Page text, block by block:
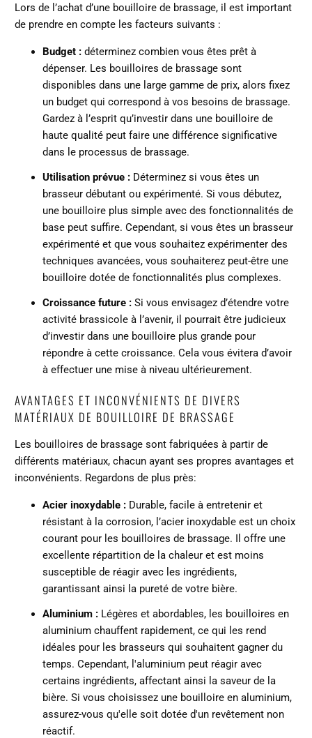
Lors de l’achat d’une bouilloire de brassage, il est important
de prendre en compte les facteurs suivants :
Budget : déterminez combien vous êtes prêt à
dépenser. Les bouilloires de brassage sont
disponibles dans une large gamme de prix, alors fixez
un budget qui correspond à vos besoins de brassage.
Gardez à l’esprit qu’investir dans une bouilloire de
haute qualité peut faire une différence significative
dans le processus de brassage.
Utilisation prévue : Déterminez si vous êtes un
brasseur débutant ou expérimenté. Si vous débutez,
une bouilloire plus simple avec des fonctionnalités de
base peut suffire. Cependant, si vous êtes un brasseur
expérimenté et que vous souhaitez expérimenter des
techniques avancées, vous souhaiterez peut-être une
bouilloire dotée de fonctionnalités plus complexes.
Croissance future : Si vous envisagez d’étendre votre
activité brassicole à l’avenir, il pourrait être judicieux
d’investir dans une bouilloire plus grande pour
répondre à cette croissance. Cela vous évitera d’avoir
à effectuer une mise à niveau ultérieurement.
AVANTAGES ET INCONVÉNIENTS DE DIVERS
MATÉRIAUX DE BOUILLOIRE DE BRASSAGE
Les bouilloires de brassage sont fabriquées à partir de
différents matériaux, chacun ayant ses propres avantages et
inconvénients. Regardons de plus près:
Acier inoxydable : Durable, facile à entretenir et
résistant à la corrosion, l’acier inoxydable est un choix
courant pour les bouilloires de brassage. Il offre une
excellente répartition de la chaleur et est moins
susceptible de réagir avec les ingrédients,
garantissant ainsi la pureté de votre bière.
Aluminium : Légères et abordables, les bouilloires en
aluminium chauffent rapidement, ce qui les rend
idéales pour les brasseurs qui souhaitent gagner du
temps. Cependant, l'aluminium peut réagir avec
certains ingrédients, affectant ainsi la saveur de la
bière. Si vous choisissez une bouilloire en aluminium,
assurez-vous qu'elle soit dotée d'un revêtement non
réactif.